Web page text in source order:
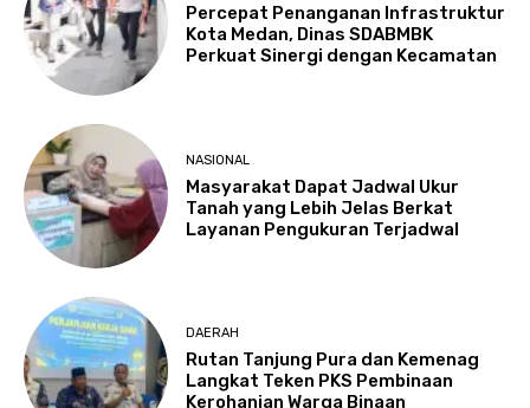
Percepat Penanganan Infrastruktur
Kota Medan, Dinas SDABMBK
Perkuat Sinergi dengan Kecamatan
NASIONAL
Masyarakat Dapat Jadwal Ukur
Tanah yang Lebih Jelas Berkat
Layanan Pengukuran Terjadwal
DAERAH
Rutan Tanjung Pura dan Kemenag
Langkat Teken PKS Pembinaan
Kerohanian Warga Binaan